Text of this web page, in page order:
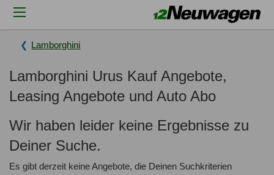
Lamborghini
Lamborghini Urus Kauf Angebote,
Leasing Angebote und Auto Abo
Wir haben leider keine Ergebnisse zu
Deiner Suche.
Es gibt derzeit keine Angebote, die Deinen Suchkriterien